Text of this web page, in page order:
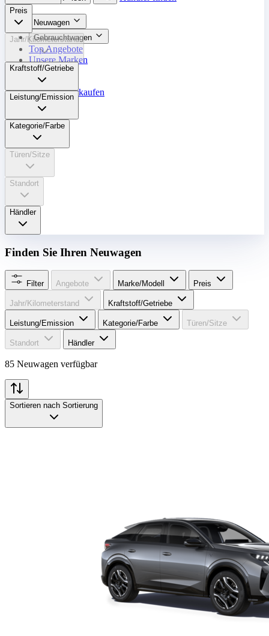
Neuwagen
Gebrauchtwagen
Top Angebote
Unsere Marken
Werkstatt
Fahrzeug verkaufen
Mehr
Preis
Jahr/Kilometerstand
Kraftstoff/Getriebe
Leistung/Emission
Kategorie/Farbe
Türen/Sitze
Standort
Händler
Finden Sie Ihren Neuwagen
Filter Angebote Marke/Modell Preis
Jahr/Kilometerstand Kraftstoff/Getriebe
Leistung/Emission Kategorie/Farbe Türen/Sitze
Standort Händler
85 Neuwagen verfügbar
Sortieren nach Sortierung